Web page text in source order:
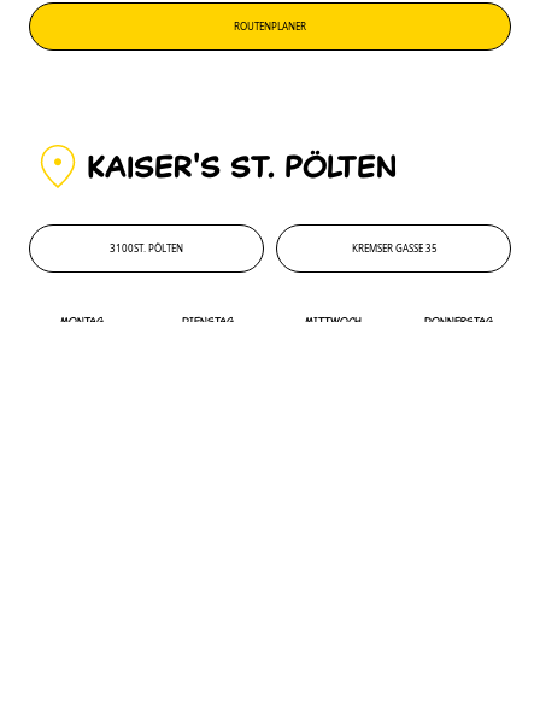
ROUTENPLANER
KAiSER'S ST. PÖLTEN
3100ST. PÖLTEN
KREMSER GASSE 35
MONTAG DIENSTAG MITTWOCH DONNERSTAG